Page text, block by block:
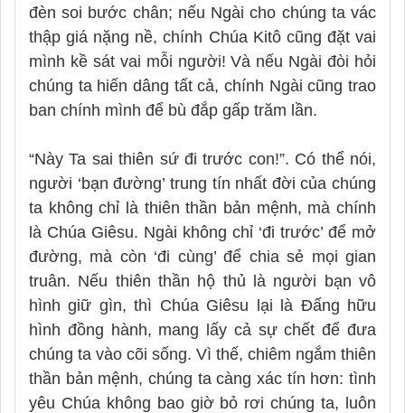
đèn soi bước chân; nếu Ngài cho chúng ta vác
thập giá nặng nề, chính Chúa Kitô cũng đặt vai
mình kề sát vai mỗi người! Và nếu Ngài đòi hỏi
chúng ta hiến dâng tất cả, chính Ngài cũng trao
ban chính mình để bù đắp gấp trăm lần.
“Này Ta sai thiên sứ đi trước con!”. Có thể nói,
người ‘bạn đường’ trung tín nhất đời của chúng
ta không chỉ là thiên thần bản mệnh, mà chính
là Chúa Giêsu. Ngài không chỉ ‘đi trước’ để mở
đường, mà còn ‘đi cùng’ để chia sẻ mọi gian
truân. Nếu thiên thần hộ thủ là người bạn vô
hình giữ gìn, thì Chúa Giêsu lại là Đấng hữu
hình đồng hành, mang lấy cả sự chết để đưa
chúng ta vào cõi sống. Vì thế, chiêm ngắm thiên
thần bản mệnh, chúng ta càng xác tín hơn: tình
yêu Chúa không bao giờ bỏ rơi chúng ta, luôn